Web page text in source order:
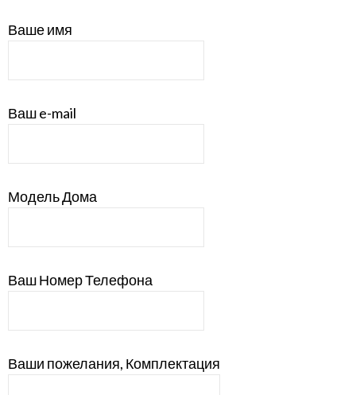
Ваше имя
Ваш e-mail
Модель Дома
Ваш Номер Телефона
Ваши пожелания, Комплектация